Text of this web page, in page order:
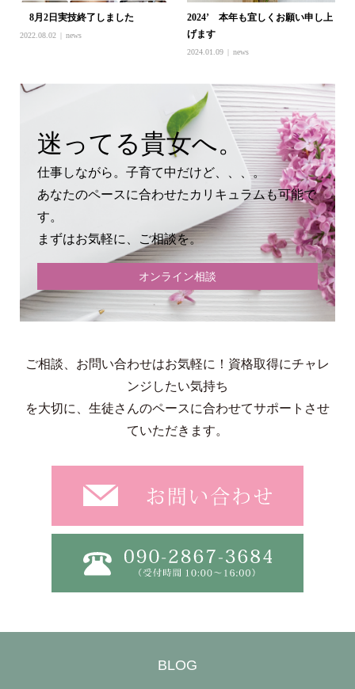
8月2日実技終了しました
2022.08.02 news
2024’ 本年も宜しくお願い申し上
げます
2024.01.09 news
迷ってる貴女へ。
仕事しながら。子育て中だけど、、、。
あなたのペースに合わせたカリキュラムも可能で
す。
まずはお気軽に、ご相談を。
オンライン相談
ご相談、お問い合わせはお気軽に！資格取得にチャレ
ンジしたい気持ち
を大切に、生徒さんのペースに合わせてサポートさせ
ていただきます。
BLOG